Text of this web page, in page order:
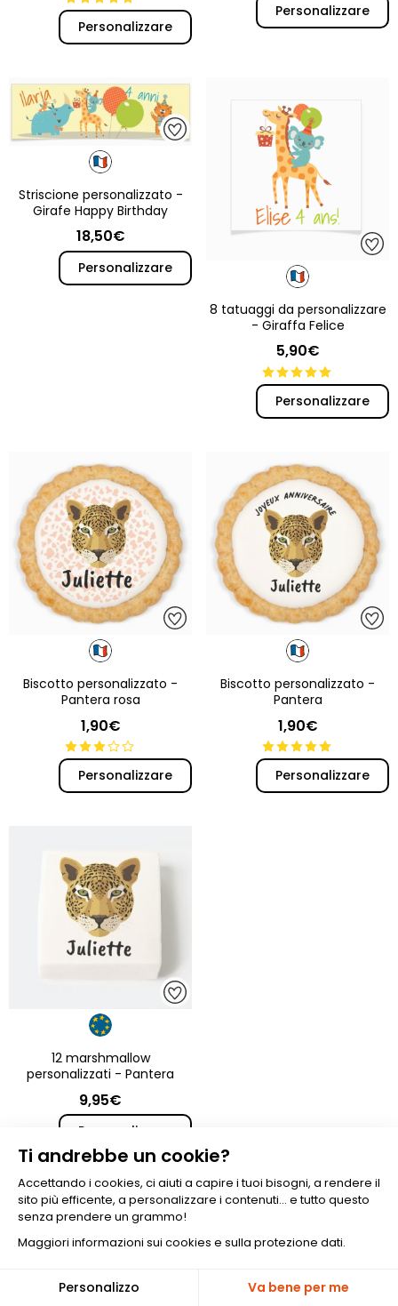
Personalizzare
Personalizzare
Striscione personalizzato -
Girafe Happy Birthday
18,50€
Personalizzare
8 tatuaggi da personalizzare
- Giraffa Felice
5,90€
Personalizzare
Biscotto personalizzato -
Pantera rosa
1,90€
Personalizzare
Biscotto personalizzato -
Pantera
1,90€
Personalizzare
12 marshmallow
personalizzati - Pantera
9,95€
Personalizzare
SODDISFATTI O RIMBORSATI
SERVIZIO CLIENTI
Ti andrebbe un cookie?
Accettando i cookies, ci aiuti a capire i tuoi bisogni, a rendere il
sito più efficente, a personalizzare i contenuti... e tutto questo
senza prendere un grammo!
Maggiori informazioni sui cookies e sulla protezione dati.
Personalizzo Va bene per me
-10%🎁